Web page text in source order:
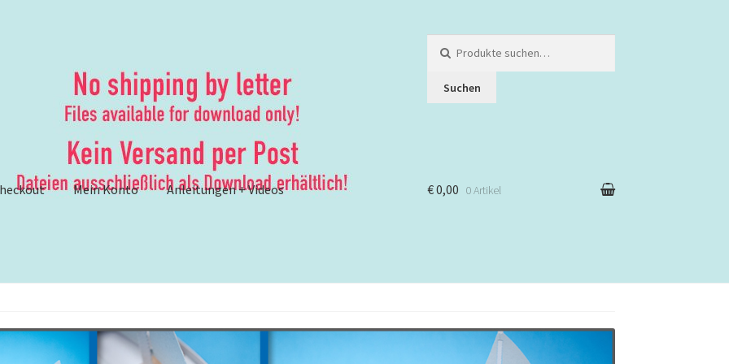
nach:
Suchen
Mein Konto Anleitungen + Videos
– Brother ScanNCut: Lösungsvorschläge
€ 0,00 0 Artikel